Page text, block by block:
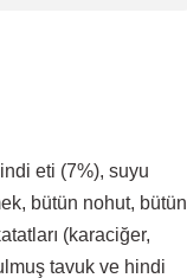
eti (7%), suyu
bütün nohut, bütün
(karaciğer,
tavuk ve hindi